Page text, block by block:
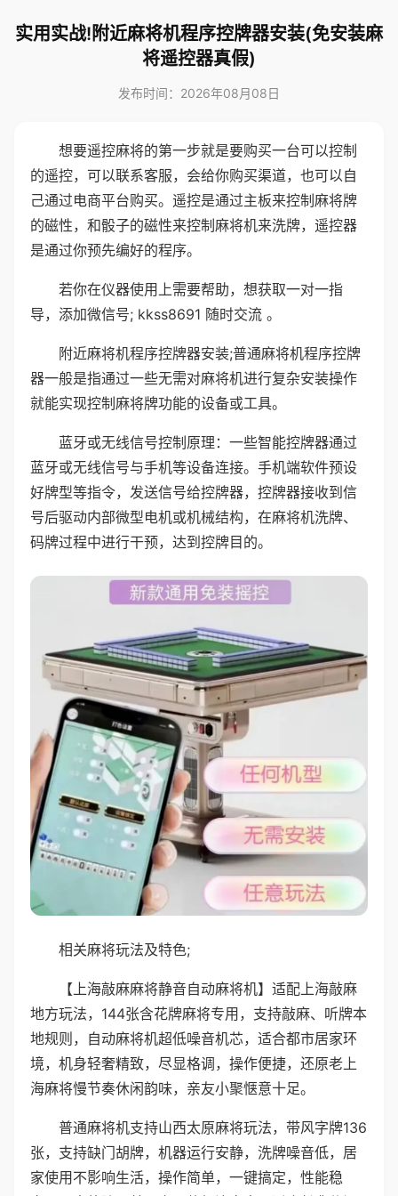
实用实战!附近麻将机程序控牌器安装(免安装麻
将遥控器真假)
发布时间：2026年08月08日
想要遥控麻将的第一步就是要购买一台可以控制
的遥控，可以联系客服，会给你购买渠道，也可以自
己通过电商平台购买。遥控是通过主板来控制麻将牌
的磁性，和骰子的磁性来控制麻将机来洗牌，遥控器
是通过你预先编好的程序。
若你在仪器使用上需要帮助，想获取一对一指
导，添加微信号; kkss8691 随时交流 。
附近麻将机程序控牌器安装;普通麻将机程序控牌
器一般是指通过一些无需对麻将机进行复杂安装操作
就能实现控制麻将牌功能的设备或工具。
蓝牙或无线信号控制原理：一些智能控牌器通过
蓝牙或无线信号与手机等设备连接。手机端软件预设
好牌型等指令，发送信号给控牌器，控牌器接收到信
号后驱动内部微型电机或机械结构，在麻将机洗牌、
码牌过程中进行干预，达到控牌目的。
相关麻将玩法及特色;
【上海敲麻麻将静音自动麻将机】适配上海敲麻
地方玩法，144张含花牌麻将专用，支持敲麻、听牌本
地规则，自动麻将机超低噪音机芯，适合都市居家环
境，机身轻奢精致，尽显格调，操作便捷，还原老上
海麻将慢节奏休闲韵味，亲友小聚惬意十足。
普通麻将机支持山西太原麻将玩法，带风字牌136
张，支持缺门胡牌，机器运行安静，洗牌噪音低，居
家使用不影响生活，操作简单，一键搞定，性能稳